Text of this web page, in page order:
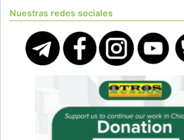
Nuestras redes sociales